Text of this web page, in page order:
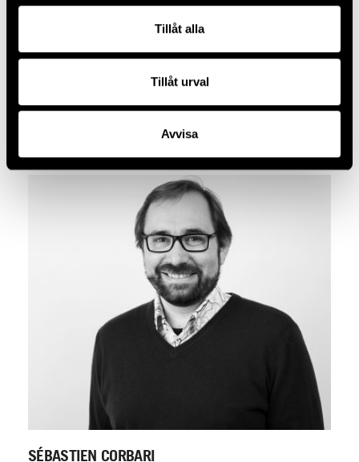
Tillåt alla
Tillåt urval
Avvisa
KONTAKTPERSONER
SÉBASTIEN CORBARI